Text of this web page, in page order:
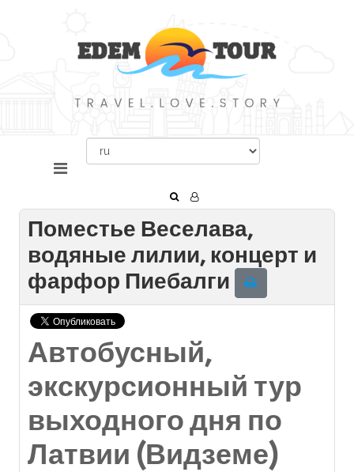
Поместье Веселава,
водяные лилии, концерт и
фарфор Пиебалги
Автобусный,
экскурсионный тур
выходного дня по
Латвии (Видземе)